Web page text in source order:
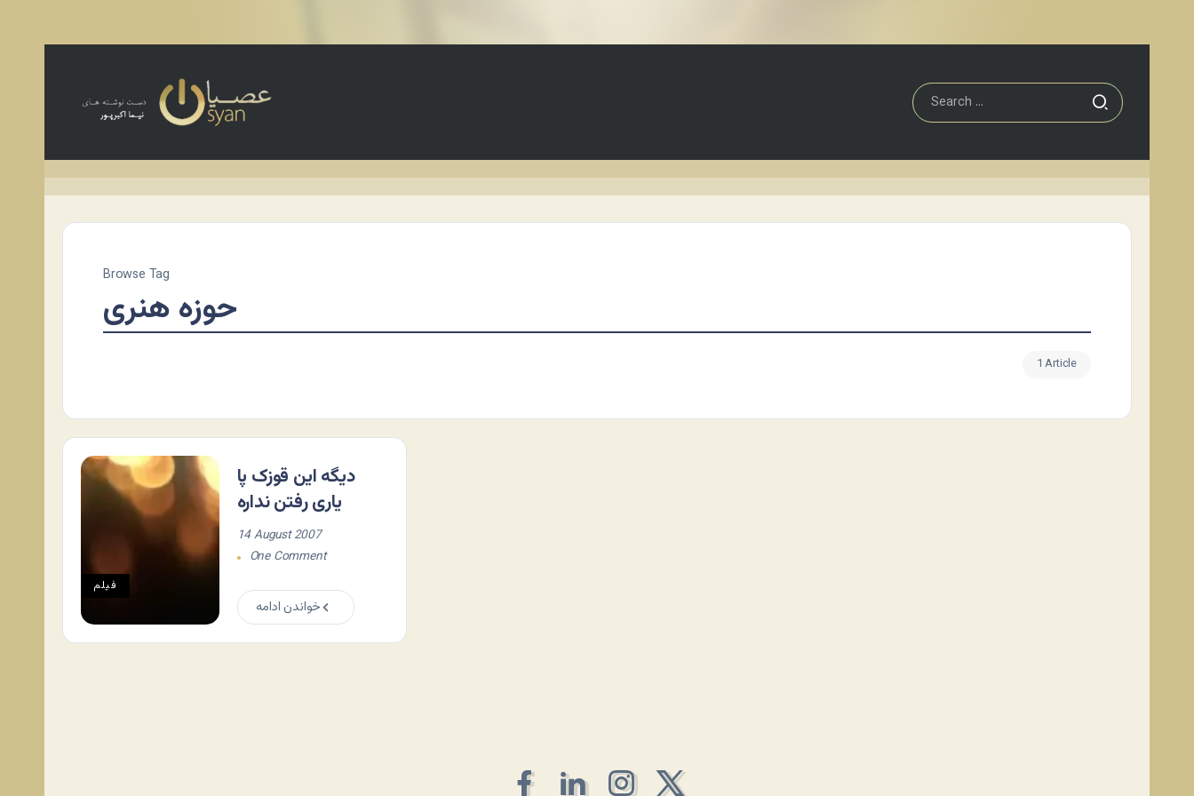
Browse Tag
حوزه هنری
1 Article
فيلم
دیگه این قوزک پا
یاری رفتن نداره
14 August 2007
One Comment
خواندن ادامه